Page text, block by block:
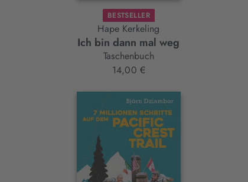
BESTSELLER
Hape Kerkeling
Ich bin dann mal weg
Taschenbuch
14,00 €